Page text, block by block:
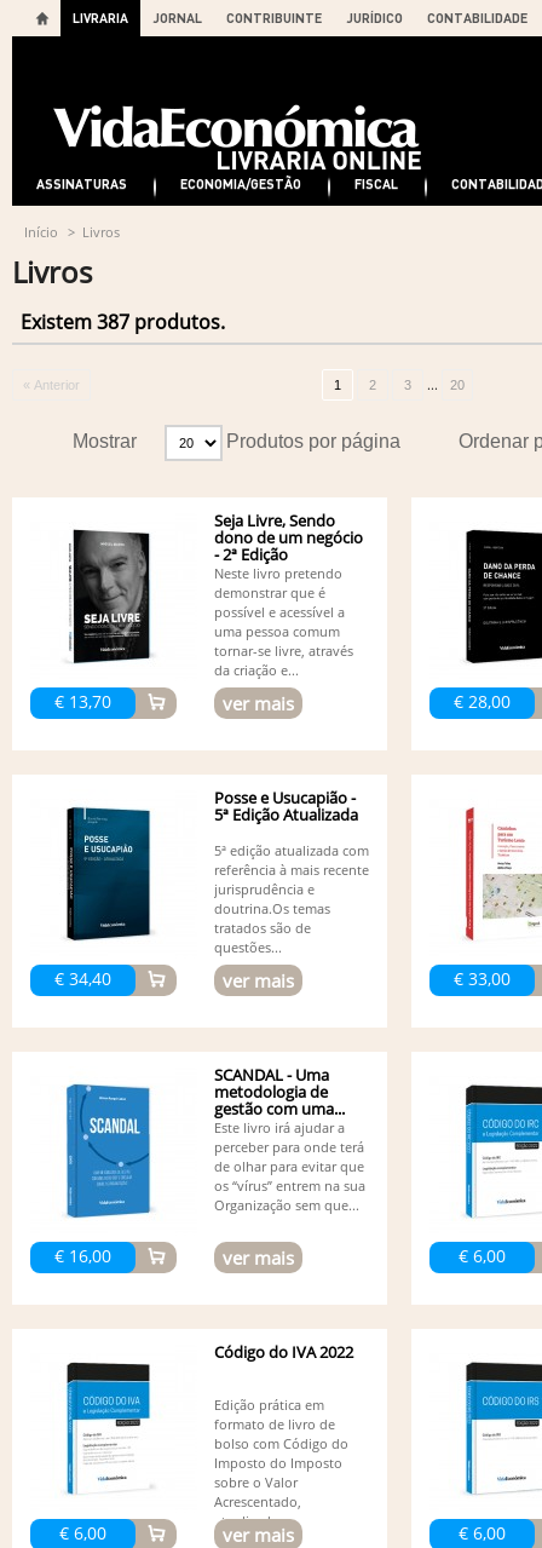
LIVRARIA JORNAL CONTRIBUINTE JURÍDICO CONTABILIDADE
ASSINATURAS ECONOMIA/GESTÃO FISCAL
Início > Livros
Livros
Existem 387 produtos.
« Anterior 1 2 3 ... 20
Ordenar
Mostrar Produtos por página
€ 13,70
Seja Livre, Sendo
dono de um negócio
- 2ª Edição
Neste livro pretendo
demonstrar que é
possível e acessível a
uma pessoa comum
tornar-se livre, através
da criação e...
ver mais € 28,00
€ 34,40
Posse e Usucapião -
5ª Edição Atualizada
5ª edição atualizada com
referência à mais recente
jurisprudência e
doutrina.Os temas
tratados são de
questões...
ver mais € 33,00
€ 16,00
SCANDAL - Uma
metodologia de
gestão com uma...
Este livro irá ajudar a
perceber para onde terá
de olhar para evitar que
os “vírus” entrem na sua
Organização sem que...
ver mais € 6,00
€ 6,00
Código do IVA 2022
Edição prática em
formato de livro de
bolso com Código do
Imposto do Imposto
sobre o Valor
Acrescentado,
atualizado...
ver mais € 6,00